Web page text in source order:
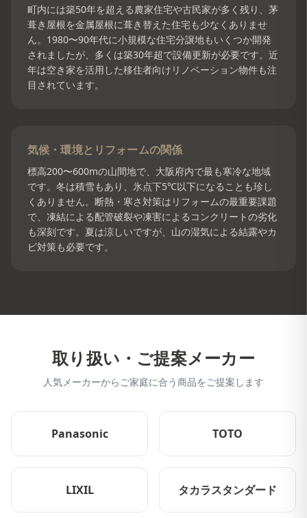
町内には築50年を超える農家住宅や古民家が多く残り、茅
葺き屋根を金属屋根に葺き替えた住宅も少なくありませ
ん。1980〜90年代に小規模な住宅分譲地もいくつか開発
されましたが、多くは築30年超で設備更新が必要です。近
年は空き家を活用した移住者向けリノベーション物件も注
目されています。
気候・環境とリフォームの関係
標高200〜600mの山間地で、大阪府内で最も寒冷な地域
です。冬は積雪もあり、氷点下5℃以下になることも珍し
くありません。断熱・寒さ対策はリフォームの最重要課題
で、凍結による配管破裂や凍害によるコンクリートの劣化
も深刻です。夏は涼しいですが、山の湿気による結露やカ
ビ対策も必要です。
取り扱い・ご提案メーカー
人気メーカーからご家庭に合う商品をご提案します
Panasonic TOTO
LIXIL タカラスタンダード